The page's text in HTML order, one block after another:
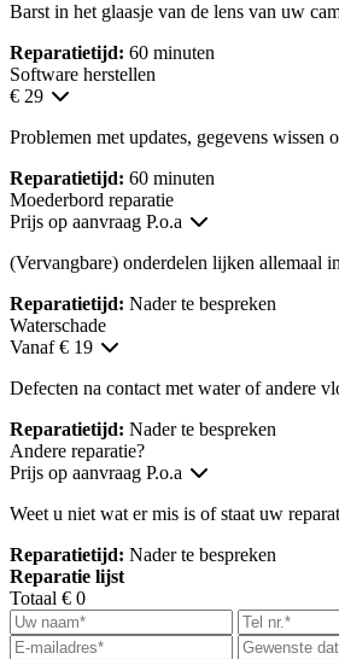
Barst in het glaasje van de lens van uw
Reparatietijd: 60 minuten
Software herstellen
€ 29
Problemen met updates, gegevens wissen
Reparatietijd: 60 minuten
Moederbord reparatie
Prijs op aanvraag P.o.a
(Vervangbare) onderdelen lijken allemaal
Reparatietijd: Nader te bespreken
Waterschade
Vanaf € 19
Defecten na contact met water of andere
Reparatietijd: Nader te bespreken
Andere reparatie?
Prijs op aanvraag P.o.a
Weet u niet wat er mis is of staat uw
Reparatietijd: Nader te bespreken
Reparatie lijst
Totaal € 0